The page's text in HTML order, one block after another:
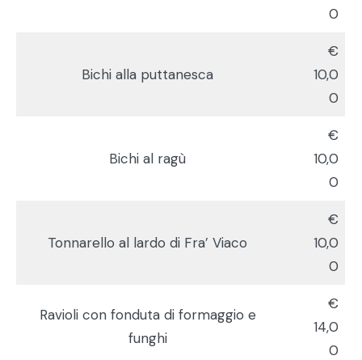
0
Bichi alla puttanesca
€
10,0
0
Bichi al ragù
€
10,0
0
Tonnarello al lardo di Fra’ Viaco
€
10,0
0
Ravioli con fonduta di formaggio e
funghi
€
14,0
0